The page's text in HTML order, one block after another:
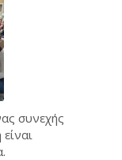
συνεχής